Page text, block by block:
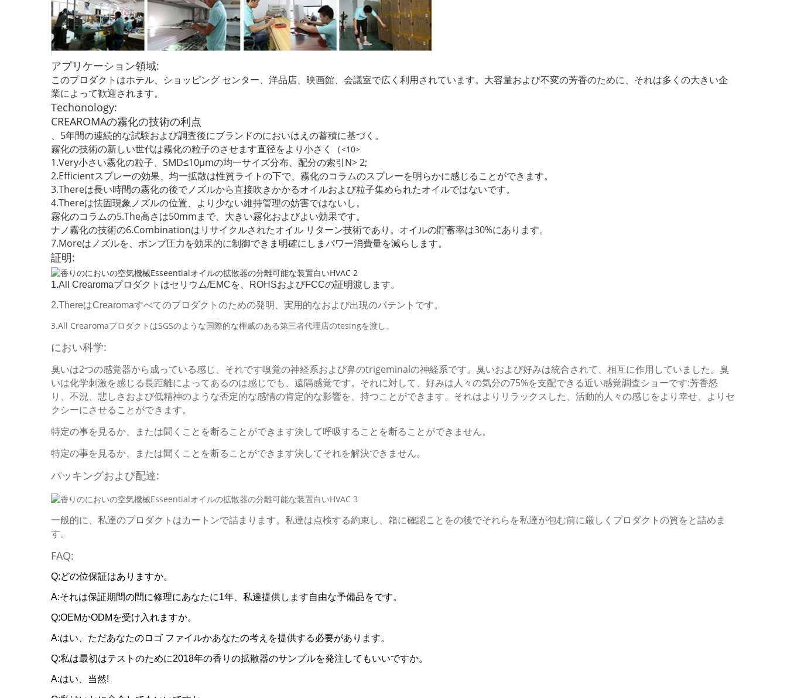
アプリケーション領域:
このプロダクトはホテル、ショッピング センター、洋品店、映画館、会議室で広く利用されています。大容量および不変の芳香のために、それは多くの大きい企
業によって歓迎されます。
Techonology:
CREAROMAの霧化の技術の利点
、5年間の連続的な試験および調査後にブランドのにおいはえの蓄積に基づく。
霧化の技術の新しい世代は霧化の粒子のさせます直径をより小さく（<10>
1.Very小さい霧化の粒子、SMD≤10μmの均一サイズ分布、配分の索引N> 2;
2.Efficientスプレーの効果、均一拡散は性質ライトの下で、霧化のコラムのスプレーを明らかに感じることができます。
3.Thereは長い時間の霧化の後でノズルから直接吹きかかるオイルおよび粒子集められたオイルではないです。
4.Thereは怯固現象ノズルの位置、より少ない維持管理の妨害ではないし。
霧化のコラムの5.The高さは50mmまで、大きい霧化およびよい効果です。
ナノ霧化の技術の6.Combinationはリサイクルされたオイル リターン技術であり。オイルの貯蓄率は30%にあります。
7.Moreはノズルを、ポンプ圧力を効果的に制御できま明確にしまパワー消費量を減らします。
証明:
1.All Crearomaプロダクトはセリウム/EMCを、ROHSおよびFCCの証明渡します。
2.ThereはCrearomaすべてのプロダクトのための発明、実用的なおよび出現のパテントです。
3.All CrearomaプロダクトはSGSのような国際的な権威のある第三者代理店のtesingを渡し。
におい科学:
臭いは2つの感覚器から成っている感じ、それです嗅覚の神経系および鼻のtrigeminalの神経系です。臭いおよび好みは統合されて、相互に作用していました。臭
いは化学刺激を感じる長距離によってあるのは感じでも、遠隔感覚です。それに対して、好みは人々の気分の75%を支配できる近い感覚調査ショーです:芳香怒
り、不況、悲しさおよび低精神のような否定的な感情の肯定的な影響を、持つことができます。それはよりリラックスした、活動的人々の感じをより幸せ、よりセ
クシーにさせることができます。
特定の事を見るか、または聞くことを断ることができます決して呼吸することを断ることができません。
特定の事を見るか、または聞くことを断ることができます決してそれを解決できません。
パッキングおよび配達:
一般的に、私達のプロダクトはカートンで詰まります。私達は点検する約束し、箱に確認ことをの後でそれらを私達が包む前に厳しくプロダクトの質をと詰めま
す。
FAQ:
Q:どの位保証はありますか。
A:それは保証期間の間に修理にあなたに1年、私達提供します自由な予備品をです。
Q:OEMかODMを受け入れますか。
A:はい、ただあなたのロゴ ファイルかあなたの考えを提供する必要があります。
Q:私は最初はテストのために2018年の香りの拡散器のサンプルを発注してもいいですか。
A:はい、当然!